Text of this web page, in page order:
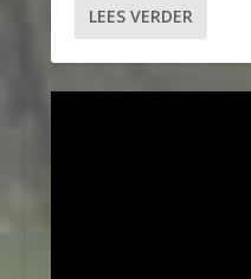
LEES VERDER